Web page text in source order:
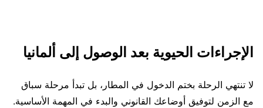
الإجراءات الحيوية بعد الوصول إلى ألمانيا
لا تنتهي الرحلة بختم الدخول في المطار، بل تبدأ مرحلة سباق
مع الزمن لتوفيق أوضاعك القانوني والبدء في المهمة الأساسية.